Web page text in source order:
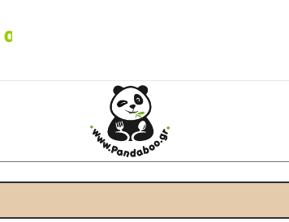
• Box now με 2€